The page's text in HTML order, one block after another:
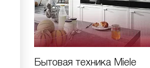
Бытовая техника Miele